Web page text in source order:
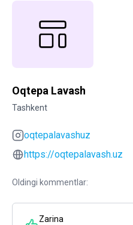
Oqtepa Lavash
Tashkent
oqtepalavashuz
https://oqtepalavash.uz
Oldingi kommentlar:
Zarina